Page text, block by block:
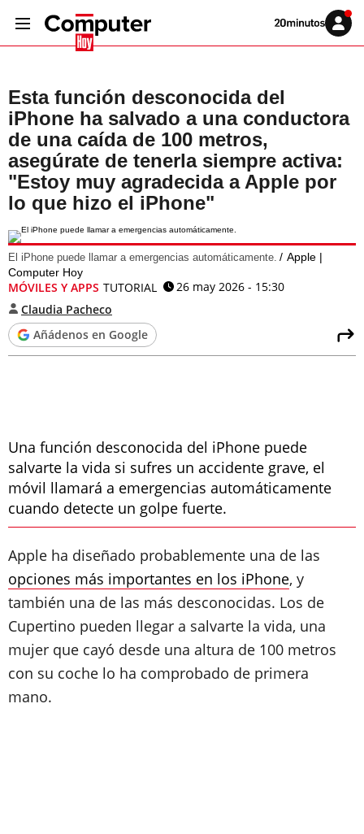
Volver
Iniciar
sesión
Esta función desconocida del
iPhone ha salvado a una conductora
de una caída de 100 metros,
asegúrate de tenerla siempre activa:
"Estoy muy agradecida a Apple por
lo que hizo el iPhone"
El iPhone puede llamar a emergencias automáticamente.
Apple |
Computer Hoy
MÓVILES Y APPS TUTORIAL
26 may 2026 - 15:30
Claudia Pacheco
Añádenos en Google
Una función desconocida del iPhone puede
salvarte la vida si sufres un accidente grave, el
móvil llamará a emergencias automáticamente
cuando detecte un golpe fuerte.
Apple ha diseñado probablemente una de las
opciones más importantes en los iPhone, y
también una de las más desconocidas. Los de
Cupertino pueden llegar a salvarte la vida, una
mujer que cayó desde una altura de 100 metros
con su coche lo ha comprobado de primera
mano.